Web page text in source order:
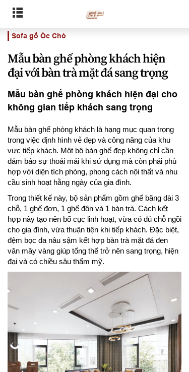
Sofa gỗ Óc Chó
Mẫu bàn ghế phòng khách hiện
đại với bàn trà mặt đá sang trọng
Mẫu bàn ghế phòng khách hiện đại cho
không gian tiếp khách sang trọng
Mẫu bàn ghế phòng khách là hạng mục quan trọng
trong việc định hình vẻ đẹp và công năng của khu
vực tiếp khách. Một bộ bàn ghế đẹp không chỉ cần
đảm bảo sự thoải mái khi sử dụng mà còn phải phù
hợp với diện tích phòng, phong cách nội thất và nhu
cầu sinh hoạt hằng ngày của gia đình.
Trong thiết kế này, bộ sản phẩm gồm ghế băng dài 3
chỗ, 1 ghế đơn, 1 ghế đôn và 1 bàn trà. Cách kết
hợp này tạo nên bố cục linh hoạt, vừa có đủ chỗ ngồi
cho gia đình, vừa thuận tiện khi tiếp khách. Đặc biệt,
đệm bọc da nâu sậm kết hợp bàn trà mặt đá đen
vân mây vàng giúp tổng thể trở nên sang trọng, hiện
đại và có chiều sâu thẩm mỹ.